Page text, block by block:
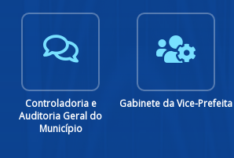
de Sabóia
Seleção
Sistema de
Controladoria e
Auditoria Geral do
Município
Gabinete da Vice-Prefeita